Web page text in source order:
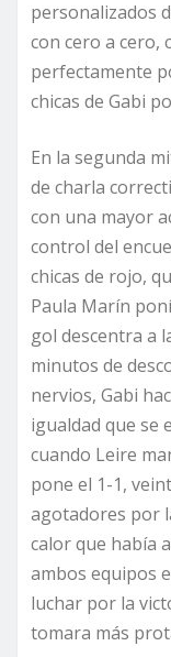
personalizados
con cero a cero,
perfectamente
chicas de Gabi
En la segunda
de charla
con una mayor
control del
chicas de rojo,
Paula Marín
gol descentra a
minutos de
nervios, Gabi
igualdad que se
cuando Leire
pone el 1-1,
agotadores por
calor que había
ambos equipos
luchar por la
tomara más